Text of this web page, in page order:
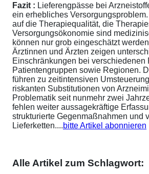
Fazit : Lieferengpässe bei
ein erhebliches
auf die Therapiequalität, die
Versorgungsökonomie sind
können nur grob eingeschätzt
Ärztinnen und Ärzten zeigen
Einschränkungen bei verschiedenen
Patientengruppen sowie Regionen.
führen zu zeitintensiven
riskanten Substitutionen von
Problematik seit nunmehr zwei
fehlen weiter aussagekräftige
strukturierte Gegenmaßnahmen und
Lieferketten....bitte Artikel abonnieren
Alle Artikel zum Schlagwort: